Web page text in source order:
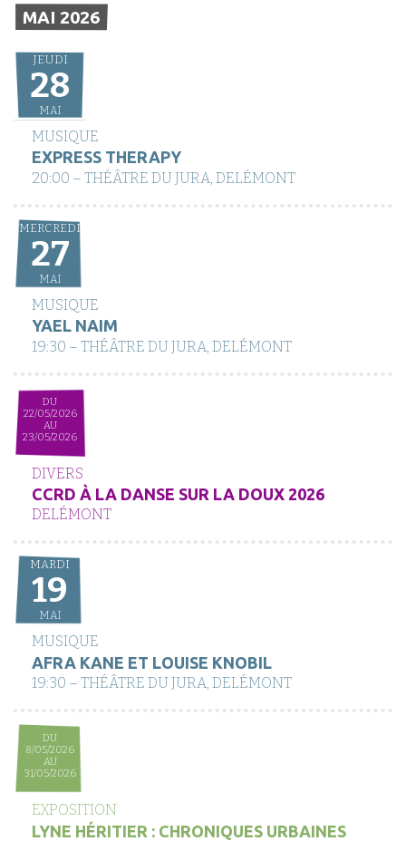
MAI 2026
JEUDI
28
MAI
MUSIQUE
EXPRESS THERAPY
20:00 – THÉÂTRE DU JURA, DELÉMONT
MERCREDI
27
MAI
MUSIQUE
YAEL NAIM
19:30 – THÉÂTRE DU JURA, DELÉMONT
DU
22/05/2026
AU
23/05/2026
DIVERS
CCRD À LA DANSE SUR LA DOUX 2026
DELÉMONT
MARDI
19
MAI
MUSIQUE
AFRA KANE ET LOUISE KNOBIL
19:30 – THÉÂTRE DU JURA, DELÉMONT
DU
8/05/2026
AU
31/05/2026
EXPOSITION
LYNE HÉRITIER : CHRONIQUES URBAINES